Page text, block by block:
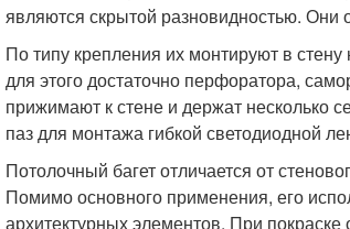
являются скрытой разновидностью. Они
По типу крепления их монтируют в
для этого достаточно перфоратора,
прижимают к стене и держат несколько
паз для монтажа гибкой светодиодной
Потолочный багет отличается от
Помимо основного применения, его
архитектурных элементов. При